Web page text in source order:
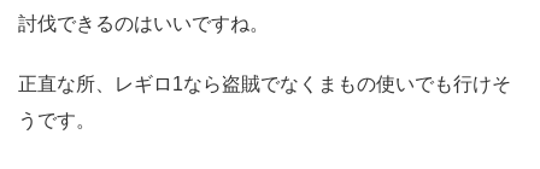
討伐できるのはいいですね。
正直な所、レギロ1なら盗賊でなくまもの使いでも行けそ
うです。